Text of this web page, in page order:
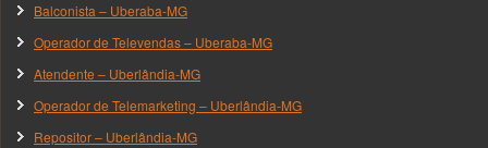
Balconista – Uberaba-MG
Operador de Televendas – Uberaba-MG
Atendente – Uberlândia-MG
Operador de Telemarketing – Uberlândia-MG
Repositor – Uberlândia-MG